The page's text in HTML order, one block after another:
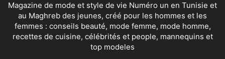
Magazine de mode et style de vie Numéro un en Tunisie et
au Maghreb des jeunes, créé pour les hommes et les
femmes : conseils beauté, mode femme, mode homme,
recettes de cuisine, célébrités et people, mannequins et
top modeles